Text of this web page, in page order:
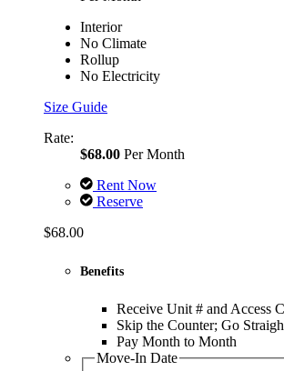
Interior
No Climate
Rollup
No Electricity
Size Guide
Rate:
$68.00 Per Month
Rent Now
Reserve
$68.00
Benefits
Receive Unit # and Access
Skip the Counter; Go
Pay Month to Month
Move-In Date